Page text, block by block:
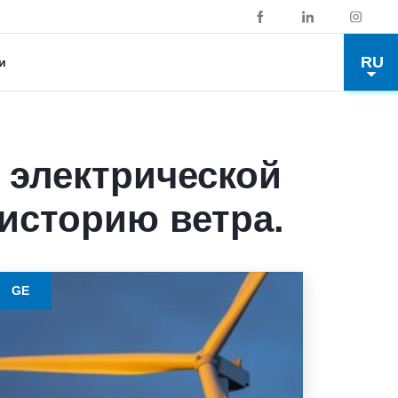
RU
ветра.
GE